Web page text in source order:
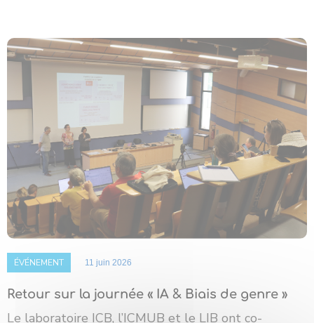
ÉVÉNEMENT 11 juin 2026
Retour sur la journée « IA & Biais de genre »
Le laboratoire ICB, l’ICMUB et le LIB ont co-